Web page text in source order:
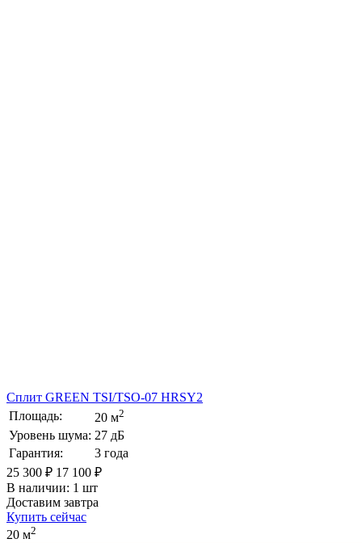
Сплит GREEN TSI/TSO-07 HRSY2
Площадь:
20 м2
Уровень шума: 27 дБ
Гарантия:
3 года
25 300 ₽ 17 100 ₽
В наличии: 1 шт
Доставим завтра
Купить сейчас
20 м2